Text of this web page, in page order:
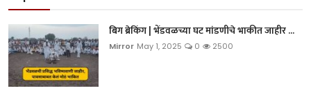
बिग ब्रेकिंग | भेंडवळच्या घट मांडणीचे भाकीत जाहीर ...
Mirror May 1, 2025 0 2500